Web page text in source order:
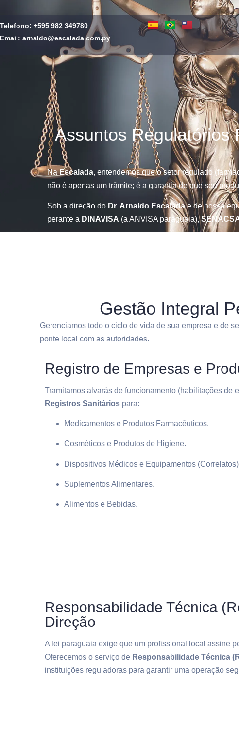
Protección Legal y Asesoría Estratégica
Assuntos
Registro de
DINAVISA
Assuntos Regulatórios
NaEscalada, entendemos que o setor regulado
não é apenas um trâmite; é a garantia de que seu
Sob a direção do Dr. Arnaldo Escaladae de nossa
perante a DINAVISA (a ANVISA paraguaia),
Telefono: +595 982 349780
Email: arnaldo@escalada.com.py
Gestão Integral
Gerenciamos todo o ciclo de vida de sua empresa e de
ponte local com as autoridades.
Registro de Empresas e
Tramitamos alvarás de funcionamento (habilitações de
Registros Sanitários para:
Medicamentos e Produtos Farmacêuticos.
Cosméticos e Produtos de Higiene.
Dispositivos Médicos e Equipamentos
Suplementos Alimentares.
Alimentos e Bebidas.
Responsabilidade Técnica
Direção
A lei paraguaia exige que um profissional local assine
Oferecemos o serviço de Responsabilidade Técnica
instituições reguladoras para garantir uma operação